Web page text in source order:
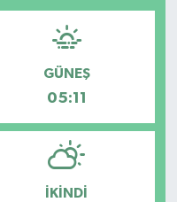
GÜNEŞ
05:11
İKINDI